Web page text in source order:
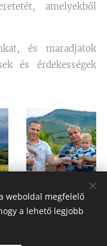
amelyekből
és maradjatok
és érdekességek
weboldal megfelelő
a lehető legjobb